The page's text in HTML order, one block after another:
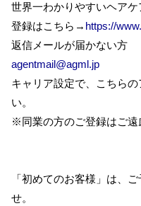
世界一わかりやすいヘア
登録はこちら→ https://
返信メールが届かない方
agentmail@agml.jp
キャリア設定で、こちら
い。
※同業の方のご登録はご遠
「初めてのお客様」は、
せ。